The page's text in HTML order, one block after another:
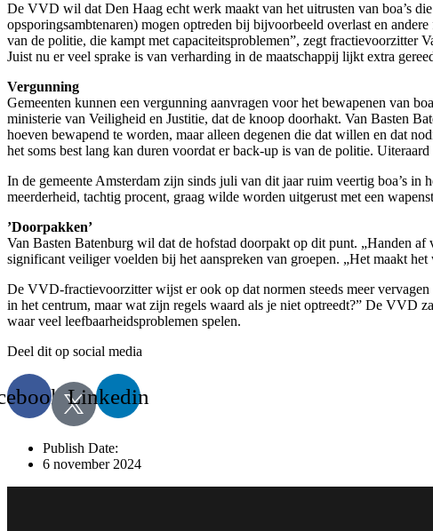
De VVD wil dat Den Haag echt werk maakt van het uitrusten van boa’s
opsporingsambtenaren) mogen optreden bij bijvoorbeeld overlast en
van de politie, die kampt met capaciteitsproblemen”, zegt fractievoorzitter
Juist nu er veel sprake is van verharding in de maatschappij lijkt extra
Vergunning
Gemeenten kunnen een vergunning aanvragen voor het bewapenen van
ministerie van Veiligheid en Justitie, dat de knoop doorhakt. Van Basten
hoeven bewapend te worden, maar alleen degenen die dat willen en dat
het soms best lang kan duren voordat er back-up is van de politie.
In de gemeente Amsterdam zijn sinds juli van dit jaar ruim veertig boa’s in
meerderheid, tachtig procent, graag wilde worden uitgerust met een
’Doorpakken’
Van Basten Batenburg wil dat de hofstad doorpakt op dit punt. „Handen af
significant veiliger voelden bij het aanspreken van groepen. „Het maakt
De VVD-fractievoorzitter wijst er ook op dat normen steeds meer
in het centrum, maar wat zijn regels waard als je niet optreedt?” De VVD
waar veel leefbaarheidsproblemen spelen.
Deel dit op social media
Linkedin
Publish Date:
6 november 2024